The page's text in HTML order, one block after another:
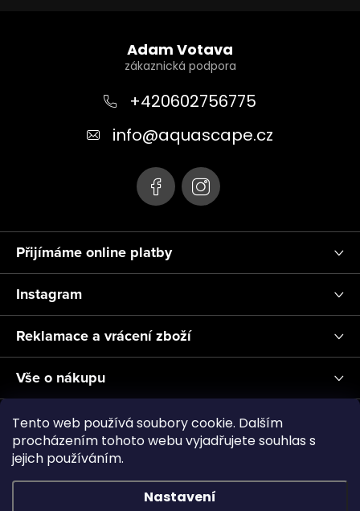
Tento web používá soubory cookie. Dalším
procházením tohoto webu vyjadřujete souhlas s
jejich používáním.
Nastavení
Přijímáme online platby
Adam Votava
+420602756775
info@aquascape.cz
Instagram
Reklamace a vrácení zboží
Vše o nákupu
Informace pro Vás
Realizace a servis akvárií ↗